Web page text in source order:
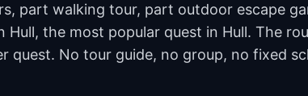
part walking tour, part outdoor escape
the most popular quest in Hull. The
quest. No tour guide, no group, no fixed